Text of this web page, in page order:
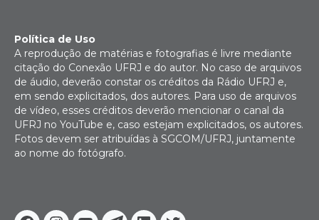
Política de Uso
A reprodução de matérias e fotografias é livre mediante
citação do Conexão UFRJ e do autor. No caso de arquivos
de áudio, deverão constar os créditos da Rádio UFRJ e,
em sendo explicitados, dos autores. Para uso de arquivos
de vídeo, esses créditos deverão mencionar o canal da
UFRJ no YouTube e, caso estejam explicitados, os autores.
Fotos devem ser atribuídas à SGCOM/UFRJ, juntamente
ao nome do fotógrafo.